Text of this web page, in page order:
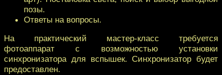
позы.
Ответы на вопросы.
На практический мастер-класс требуется
фотоаппарат с возможностью установки
синхронизатора для вспышек. Синхронизатор будет
предоставлен.